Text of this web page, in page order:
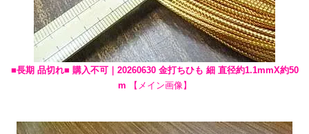
■長期 品切れ■ 購入不可｜20260630 金打ちひも 細 直径約1.1mmX約50
m 【メイン画像】